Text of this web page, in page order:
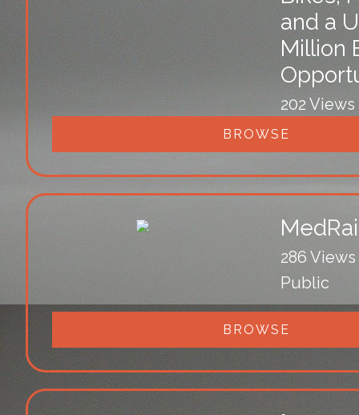
and a
Million
202 Views
Public
BROWSE
286 Views
Public
BROWSE